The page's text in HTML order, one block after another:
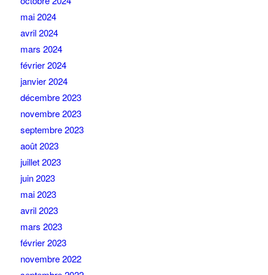
mai 2024
avril 2024
mars 2024
février 2024
janvier 2024
décembre 2023
novembre 2023
septembre 2023
août 2023
juillet 2023
juin 2023
mai 2023
avril 2023
mars 2023
février 2023
novembre 2022